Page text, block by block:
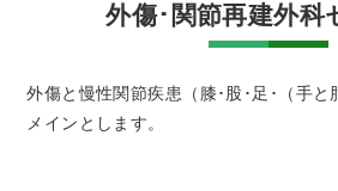
番号につ
いて
いて
ついて
ご案
由により
否される
煙につい
に関
外科
呼吸器外
乳腺
脳神経外
外傷･関節再建外科
外傷と慢性関節疾患（膝･股･足･（手と
メインとします。